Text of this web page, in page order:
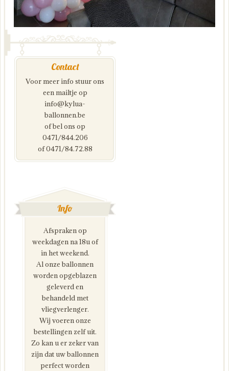
Contact
Voor meer info stuur ons
een mailtje op
info@kylua-
ballonnen.be
of bel ons op
0471/844.206
of 0471/84.72.88
Info
Afspraken op
weekdagen na 18u of
in het weekend.
Al onze ballonnen
worden opgeblazen
geleverd en
behandeld met
vliegverlenger.
Wij voeren onze
bestellingen zelf uit.
Zo kan u er zeker van
zijn dat uw ballonnen
perfect worden